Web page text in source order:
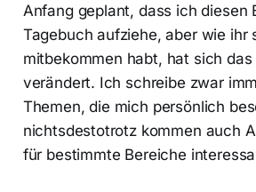
Anfang geplant, dass ich diesen
Tagebuch aufziehe, aber wie ihr
mitbekommen habt, hat sich
verändert. Ich schreibe zwar
Themen, die mich persönlich
nichtsdestotrotz kommen auch
für bestimmte Bereiche